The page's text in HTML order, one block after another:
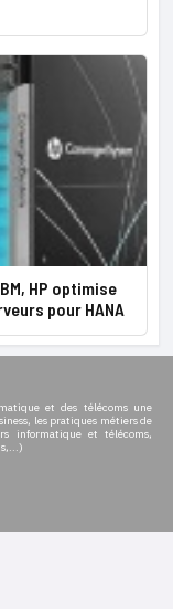
HP optimise
pour HANA
et des télécoms une
les pratiques métiers de
informatique et télécoms,